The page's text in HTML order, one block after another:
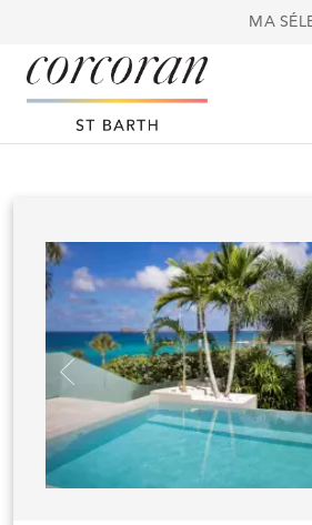
Panneau de gestion des cookiesMA